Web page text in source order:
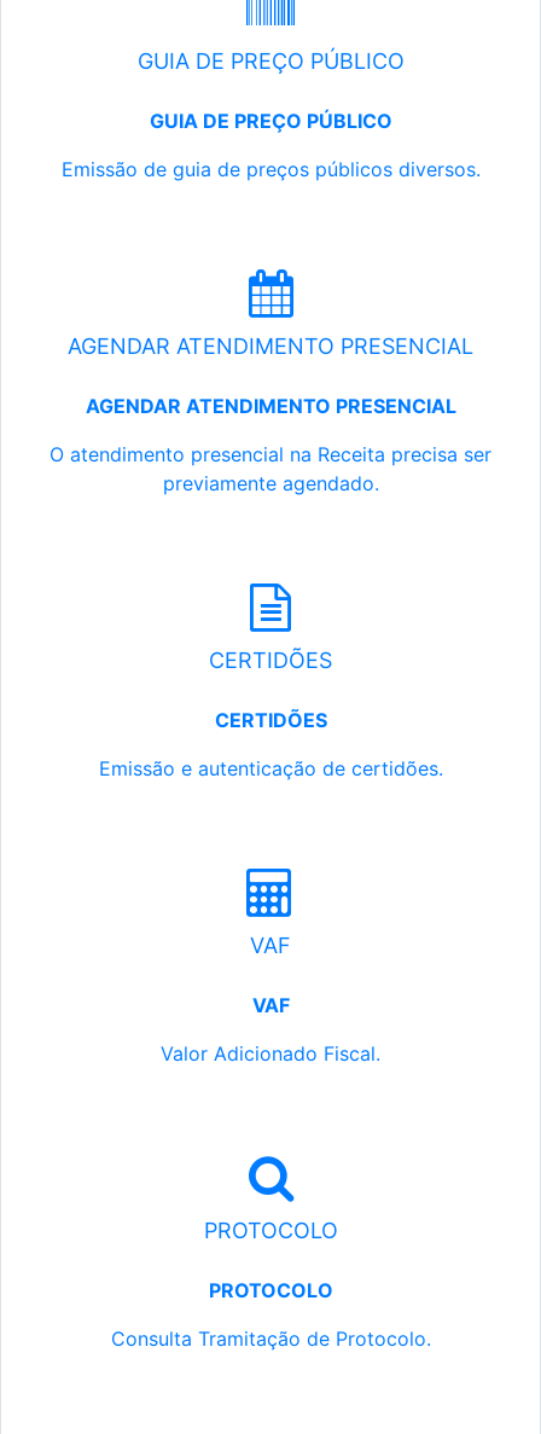
GUIA DE PREÇO PÚBLICO
GUIA DE PREÇO PÚBLICO
Emissão de guia de preços públicos diversos.
AGENDAR ATENDIMENTO PRESENCIAL
AGENDAR ATENDIMENTO PRESENCIAL
O atendimento presencial na Receita precisa ser
previamente agendado.
CERTIDÕES
CERTIDÕES
Emissão e autenticação de certidões.
VAF
VAF
Valor Adicionado Fiscal.
PROTOCOLO
PROTOCOLO
Consulta Tramitação de Protocolo.